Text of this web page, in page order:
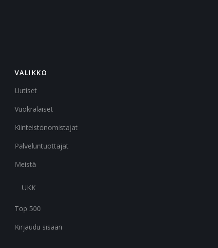
VALIKKO
Uutiset
Vuokralaiset
Kiinteistönomistajat
Palveluntuottajat
Meistä
UKK
Top 500
Kirjaudu sisään